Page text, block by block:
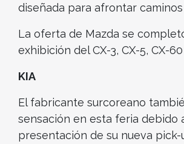
diseñada para afrontar
La oferta de Mazda se
exhibición del CX-3, CX-5, CX-
KIA
El fabricante surcoreano
sensación en esta feria debido
presentación de su nueva pick-